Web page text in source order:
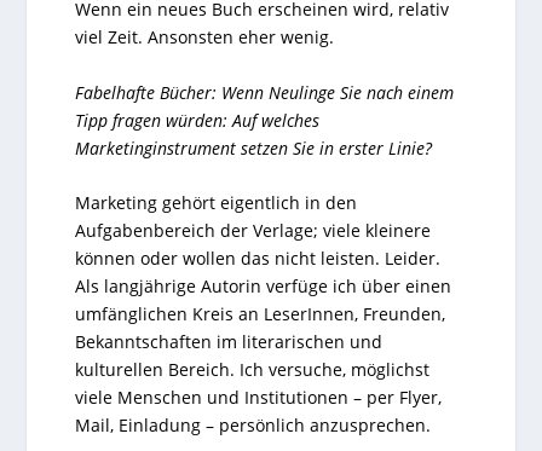
Wenn ein neues Buch erscheinen wird, relativ
viel Zeit. Ansonsten eher wenig.
Fabelhafte Bücher: Wenn Neulinge Sie nach einem
Tipp fragen würden: Auf welches
Marketinginstrument setzen Sie in erster Linie?
Marketing gehört eigentlich in den
Aufgabenbereich der Verlage; viele kleinere
können oder wollen das nicht leisten. Leider.
Als langjährige Autorin verfüge ich über einen
umfänglichen Kreis an LeserInnen, Freunden,
Bekanntschaften im literarischen und
kulturellen Bereich. Ich versuche, möglichst
viele Menschen und Institutionen – per Flyer,
Mail, Einladung – persönlich anzusprechen.